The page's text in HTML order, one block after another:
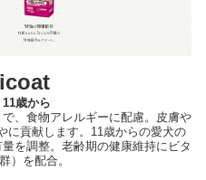
歳から
、食物アレルギーに配慮。皮膚や
に貢献します。11歳からの愛犬の
を調整。老齢期の健康維持にビタ
）を配合。